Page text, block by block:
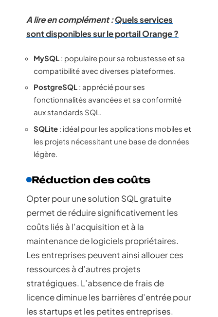
A lire en complément :Quels services
sont disponibles sur le portail Orange ?
MySQL : populaire pour sa robustesse et sa
compatibilité avec diverses plateformes.
PostgreSQL : apprécié pour ses
fonctionnalités avancées et sa conformité
aux standards SQL.
SQLite : idéal pour les applications mobiles et
les projets nécessitant une base de données
légère.
Réduction des coûts
Opter pour une solution SQL gratuite
permet de réduire significativement les
coûts liés à l’acquisition et à la
maintenance de logiciels propriétaires.
Les entreprises peuvent ainsi allouer ces
ressources à d’autres projets
stratégiques. L’absence de frais de
licence diminue les barrières d’entrée pour
les startups et les petites entreprises.